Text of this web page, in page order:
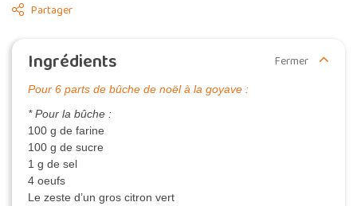
Partager
Ingrédients Fermer
Pour 6 parts de bûche de noël à la goyave :
* Pour la bûche :
100 g de farine
100 g de sucre
1 g de sel
4 oeufs
Le zeste d’un gros citron vert